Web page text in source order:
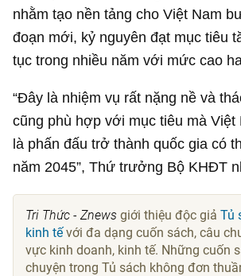
nhằm tạo nền tảng cho Việt Nam
đoạn mới, kỷ nguyên đạt mục tiêu
tục trong nhiều năm với mức cao
“Đây là nhiệm vụ rất nặng nề và
cũng phù hợp với mục tiêu mà
là phấn đấu trở thành quốc gia có
năm 2045”, Thứ trưởng Bộ KHĐT
Tri Thức - Znews giới thiệu độc giảTủ
kinh tếvới đa dạng cuốn sách, câu
vực kinh doanh, kinh tế. Những cuốn
chuyện trong Tủ sách không đơn